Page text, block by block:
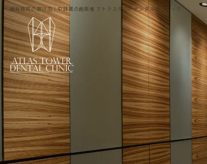
歯科医院の選び方｜中目黒の歯医者 アトラスタワーデンタルクリニック